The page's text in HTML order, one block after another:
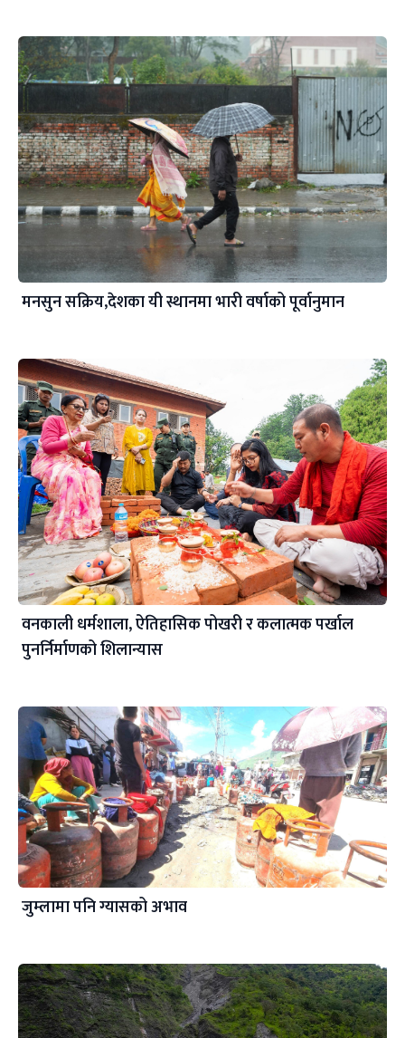
मनसुन सक्रिय,देशका यी स्थानमा भारी वर्षाको पूर्वानुमान
वनकाली धर्मशाला, ऐतिहासिक पोखरी र कलात्मक पर्खाल
पुनर्निर्माणको शिलान्यास
जुम्लामा पनि ग्यासको अभाव